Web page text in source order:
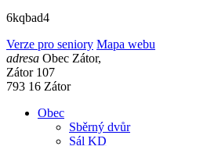
6kqbad4
Verze pro seniory Mapa webu
adresa Obec Zátor,
Zátor 107
793 16 Zátor
Obec
Sběrný dvůr
Sál KD